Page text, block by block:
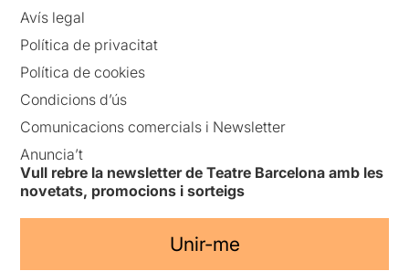
Avís legal
Política de privacitat
Política de cookies
Condicions d’ús
Comunicacions comercials i Newsletter
Anuncia’t
Vull rebre la newsletter de Teatre Barcelona amb les
novetats, promocions i sorteigs
Unir-me